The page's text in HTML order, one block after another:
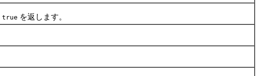
true を返します。